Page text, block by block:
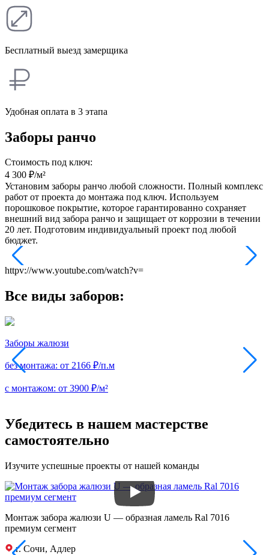
Бесплатный выезд замерщика
Удобная оплата в 3 этапа
Заборы ранчо
Стоимость под ключ:
4 300 ₽/м²
Установим заборы ранчо любой сложности. Полный комплекс
работ от проекта до монтажа под ключ. Используем
порошковое покрытие, которое гарантированно сохраняет
внешний вид забора ранчо и защищает от коррозии в течении
20 лет. Подготовим индивидуальный проект под любой
бюджет.
httpv://www.youtube.com/watch?v=
Все виды заборов:
Заборы жалюзи
без монтажа: от 2166 ₽/п.м
с монтажом: от 3900 ₽/м²
Убедитесь в нашем мастерстве
самостоятельно
Изучите успешные проекты от нашей команды
Монтаж забора жалюзи U — образная ламель Ral 7016
премиум сегмент
г. Сочи, Адлер